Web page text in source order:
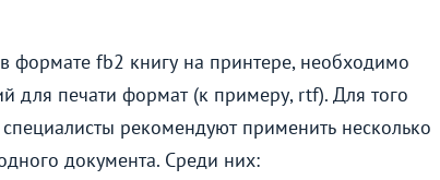
формате fb2 книгу на принтере, необходимо
для печати формат (к примеру, rtf). Для того
рекомендуют применить несколько
документа. Среди них: